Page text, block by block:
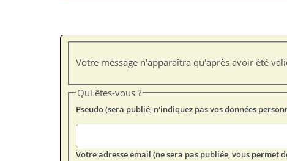
Votre message n'apparaîtra qu'après avoir été
Qui êtes-vous ?
Pseudo (sera publié, n'indiquez pas vos données
Votre adresse email (ne sera pas publiée, vous permet